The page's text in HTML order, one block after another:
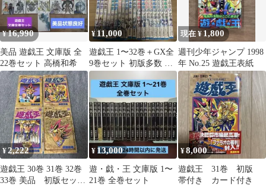
¥16,990
美品 遊戯王 文庫版 全
22巻セット 高橋和希
¥11,000
遊戯王 1〜32巻＋GX全
9巻セット 初版多数 汚
れシミあり 匿名配送
現在 ¥ 1,800
週刊少年ジャンプ 1998
年 No.25 遊戯王表紙
¥2,222
遊戯王 30巻 31巻 32巻
33巻 美品 初版セッ
¥ 13,000
遊・戯・王 文庫版 1〜
21巻 全巻セット
¥8,000
遊戯王 31巻 初版
帯付き カード付き